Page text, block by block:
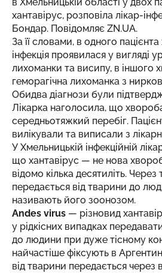
хантавірус, розповіла лікар-
Бондар. Повідомляє ZN.UA.
За її словами, в одного
інфекція проявилася у вигляді
лихоманки та висипу, в іншого
геморагічна лихоманка з
Обидва діагнози були
Лікарка наголосила, що
середньотяжкий перебіг.
вилікували та виписали з
У Хмельницькій інфекційній
що хантавірус — не нова
відомо кілька десятиліть. Через
передається від тварини до
називають його зоонозом.
Andes virus — різновид
у рідкісних випадках
до людини при дуже тісному
найчастіше фіксують в
від тварини передається через